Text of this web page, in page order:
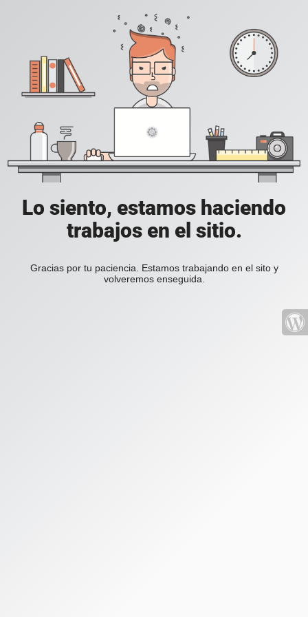
Lo siento, estamos haciendo
trabajos en el sitio.
Gracias por tu paciencia. Estamos trabajando en el sito y
volveremos enseguida.